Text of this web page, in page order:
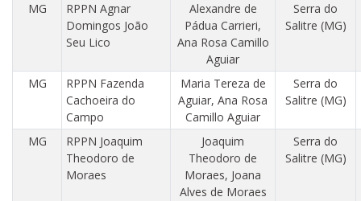
MG
RPPN Agnar
Domingos João
Seu Lico
Alexandre de
Pádua Carrieri,
Ana Rosa Camillo
Aguiar
Serra do
Salitre (MG)
MG
RPPN Fazenda
Cachoeira do
Campo
Maria Tereza de
Aguiar, Ana Rosa
Camillo Aguiar
Serra do
Salitre (MG)
MG
RPPN Joaquim
Theodoro de
Moraes
Joaquim
Theodoro de
Moraes, Joana
Alves de Moraes
Serra do
Salitre (MG)